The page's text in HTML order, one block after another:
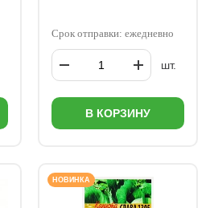
Срок отправки: ежедневно
шт.
В КОРЗИНУ
НОВИНКА